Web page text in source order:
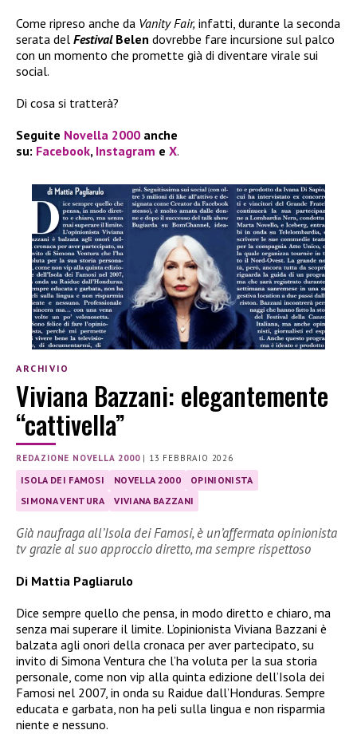
Come ripreso anche da Vanity Fair, infatti, durante la seconda
serata del Festival Belen dovrebbe fare incursione sul palco
con un momento che promette già di diventare virale sui
social.
Di cosa si tratterà?
Seguite Novella 2000 anche
su: Facebook, Instagram e X.
ARCHIVIO
Viviana Bazzani: elegantemente
“cattivella”
REDAZIONE NOVELLA 2000| 13 FEBBRAIO 2026
ISOLA DEI FAMOSI NOVELLA 2000
OPINIONISTA
SIMONA VENTURA
VIVIANA BAZZANI
Già naufraga all’Isola dei Famosi, è un’affermata opinionista
tv grazie al suo approccio diretto, ma sempre rispettoso
Di Mattia Pagliarulo
Dice sempre quello che pensa, in modo diretto e chiaro, ma
senza mai superare il limite. L’opinionista Viviana Bazzani è
balzata agli onori della cronaca per aver partecipato, su
invito di Simona Ventura che l’ha voluta per la sua storia
personale, come non vip alla quinta edizione dell’Isola dei
Famosi nel 2007, in onda su Raidue dall’Honduras. Sempre
educata e garbata, non ha peli sulla lingua e non risparmia
niente e nessuno.